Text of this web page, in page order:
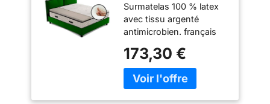
Latex 5 cm
antimicrobien tissu
anti-odeurs
déhoussable 4
côtés fil argent
électrostatique
simple ou sur
mesure 140x190 cm
Surmatelas 100 % latex
avec tissu argenté
antimicrobien. français
Hypoallergénique, anti-
acariens et anti-odeurs,
le fil d'argent offre une
173,30 €